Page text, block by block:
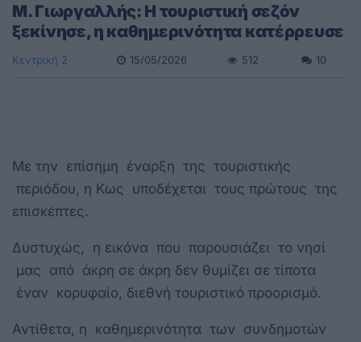
Μ. Γιωργαλλής: Η τουριστική σεζόν
ξεκίνησε, η καθημερινότητα κατέρρευσε
Κεντρική 2 15/05/2026 512 10
Με την επίσημη έναρξη της τουριστικής
περιόδου, η Κως υποδέχεται τους πρώτους της
επισκέπτες.
Δυστυχώς, η εικόνα που παρουσιάζει το νησί
μας από άκρη σε άκρη δεν θυμίζει σε τίποτα
έναν κορυφαίο, διεθνή τουριστικό προορισμό.
Αντίθετα, η καθημερινότητα των συνδημοτών